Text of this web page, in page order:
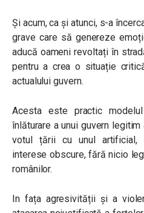
Și acum, ca și atunci, s-a
grave care să genereze
aducă oameni revoltați în
pentru a crea o situație
actualului guvern.
Acesta este practic
înlăturare a unui guvern
votul țării cu unul artificial,
interese obscure, fără nicio
românilor.
In fața agresivității și a